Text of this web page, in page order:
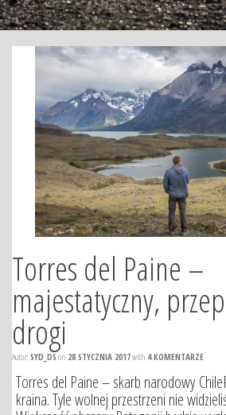
Torres del Paine –
majestatyczny,
drogi
Autor: SYD_DS on 28 STYCZNIA 2017with 4 KOMENTARZE
Torres del Paine – skarb narodowy
kraina. Tyle wolnej przestrzeni nie